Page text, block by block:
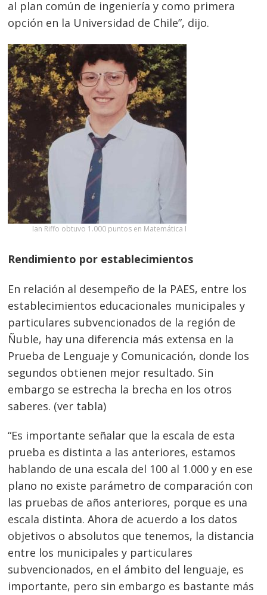
al plan común de ingeniería y como primera
opción en la Universidad de Chile”, dijo.
Ian Riffo obtuvo 1.000 puntos en Matemática I
Rendimiento por establecimientos
En relación al desempeño de la PAES, entre los
establecimientos educacionales municipales y
particulares subvencionados de la región de
Ñuble, hay una diferencia más extensa en la
Prueba de Lenguaje y Comunicación, donde los
segundos obtienen mejor resultado. Sin
embargo se estrecha la brecha en los otros
saberes. (ver tabla)
“Es importante señalar que la escala de esta
prueba es distinta a las anteriores, estamos
hablando de una escala del 100 al 1.000 y en ese
plano no existe parámetro de comparación con
las pruebas de años anteriores, porque es una
escala distinta. Ahora de acuerdo a los datos
objetivos o absolutos que tenemos, la distancia
entre los municipales y particulares
subvencionados, en el ámbito del lenguaje, es
importante, pero sin embargo es bastante más
de
entradas